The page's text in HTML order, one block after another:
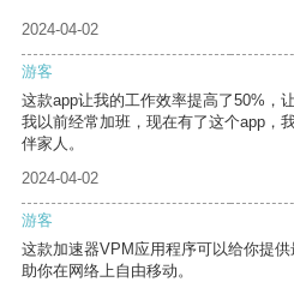
2024-04-02
游客
这款app让我的工作效率提高了50%，
我以前经常加班，现在有了这个app，
伴家人。
2024-04-02
游客
这款加速器VPM应用程序可以给你提
助你在网络上自由移动。